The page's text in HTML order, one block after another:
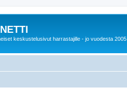
keskustelusivut harrastajille - jo vuodesta 2005